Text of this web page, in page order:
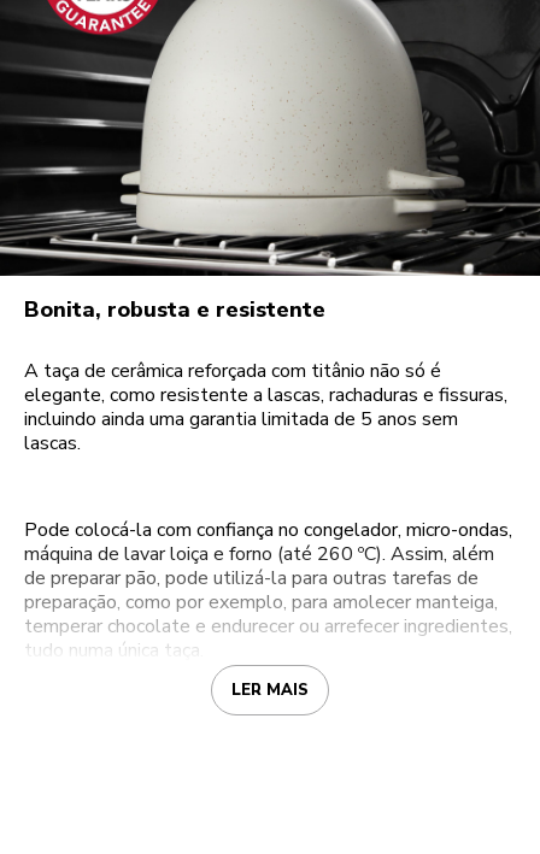
Bonita, robusta e resistente
A taça de cerâmica reforçada com titânio não só é
elegante, como resistente a lascas, rachaduras e fissuras,
incluindo ainda uma garantia limitada de 5 anos sem
lascas.
Pode colocá-la com confiança no congelador, micro-ondas,
máquina de lavar loiça e forno (até 260 ºC). Assim, além
de preparar pão, pode utilizá-la para outras tarefas de
preparação, como por exemplo, para amolecer manteiga,
temperar chocolate e endurecer ou arrefecer ingredientes,
tudo numa única taça.
LER MAIS